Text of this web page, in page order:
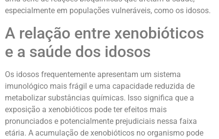
especialmente em populações vulneráveis, como os idosos.
A relação entre xenobióticos
e a saúde dos idosos
Os idosos frequentemente apresentam um sistema
imunológico mais frágil e uma capacidade reduzida de
metabolizar substâncias químicas. Isso significa que a
exposição a xenobióticos pode ter efeitos mais
pronunciados e potencialmente prejudiciais nessa faixa
etária. A acumulação de xenobióticos no organismo pode